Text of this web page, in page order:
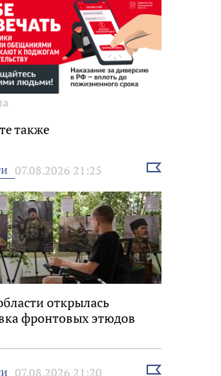
также
07.08.2026 21:25
Выбрать
открылась
фронтовых этюдов
07.08.2026 21:20
Выбрать